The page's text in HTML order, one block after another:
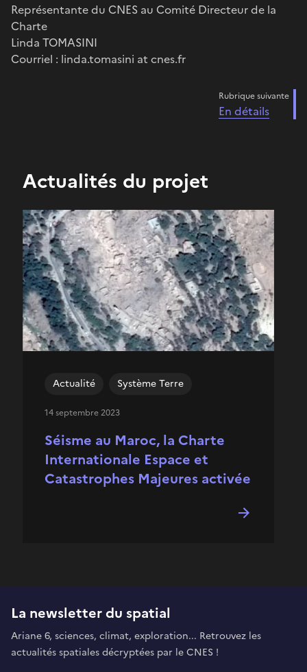
Représentante du CNES au Comité Directeur de la
Charte
Linda TOMASINI
Courriel : linda.tomasini at cnes.fr
Rubrique suivante
En détails
Actualités du projet
Séisme au Maroc, la Charte
Internationale Espace et
Catastrophes Majeures activée
Actualité Système Terre
14 septembre 2023
La newsletter du spatial
Ariane 6, sciences, climat, exploration... Retrouvez les
actualités spatiales décryptées par le CNES !